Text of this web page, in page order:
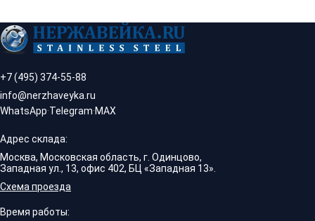
+7 (495) 374-55-88
info@nerzhaveyka.ru
WhatsApp·Telegram·MAX
Адрес склада:
Москва, Московская область, г. Одинцово,
Западная ул., 13, офис 402, БЦ «Западная 13».
Схема проезда
Время работы: